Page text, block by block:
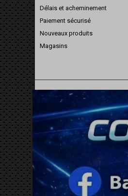
Délais et acheminement
Paiement sécurisé
Nouveaux produits
Magasins